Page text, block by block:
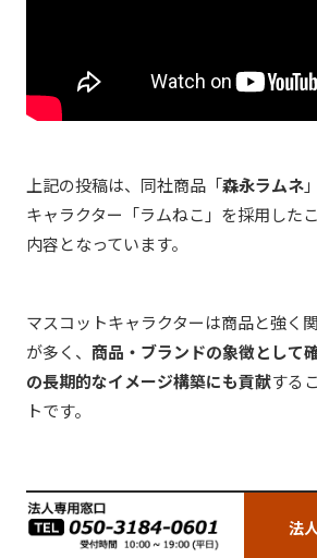
上記の投稿は、同社商品「森永ラムネ
キャラクター 「ラムねこ」 を採用した
内容となっています。
マスコットキャラクターは商品と強く
が多く、 商品・ブランドの象徴として
の長期的なイメージ構築にも貢献する
トです。
法